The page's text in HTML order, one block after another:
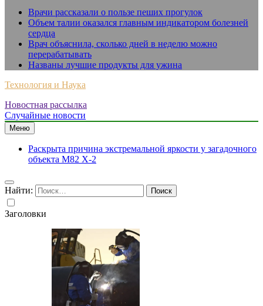
Врачи рассказали о пользе пеших прогулок
Объем талии оказался главным индикатором болезней
сердца
Врач объяснила, сколько дней в неделю можно
перерабатывать
Названы лучшие продукты для ужина
Технология и Наука
Новостная рассылка
Случайные новости
Меню
Раскрыта причина экстремальной яркости у загадочного
объекта M82 X-2
Найти:
Заголовки